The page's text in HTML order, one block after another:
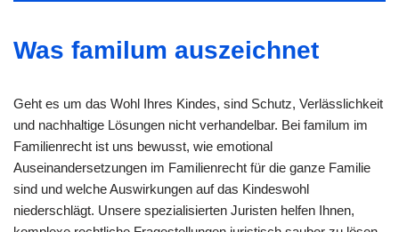
Was familum auszeichnet
Geht es um das Wohl Ihres Kindes, sind Schutz, Verlässlichkeit
und nachhaltige Lösungen nicht verhandelbar. Bei familum im
Familienrecht ist uns bewusst, wie emotional
Auseinandersetzungen im Familienrecht für die ganze Familie
sind und welche Auswirkungen auf das Kindeswohl
niederschlägt. Unsere spezialisierten Juristen helfen Ihnen,